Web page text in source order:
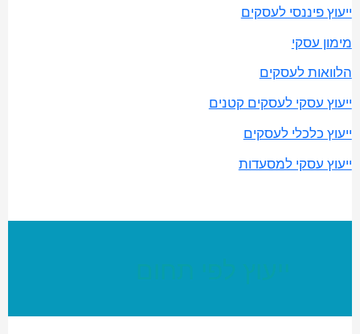
ייעוץ פיננסי לעסקים
מימון עסקי
הלוואות לעסקים
ייעוץ עסקי לעסקים קטנים
ייעוץ כלכלי לעסקים
ייעוץ עסקי למסעדות